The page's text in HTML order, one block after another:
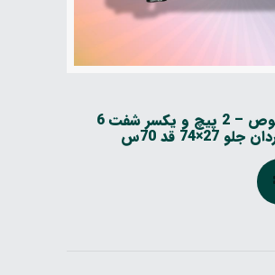
گاردان عقب یوک مخصوص – 2 پیچ و یکسر شفت 6